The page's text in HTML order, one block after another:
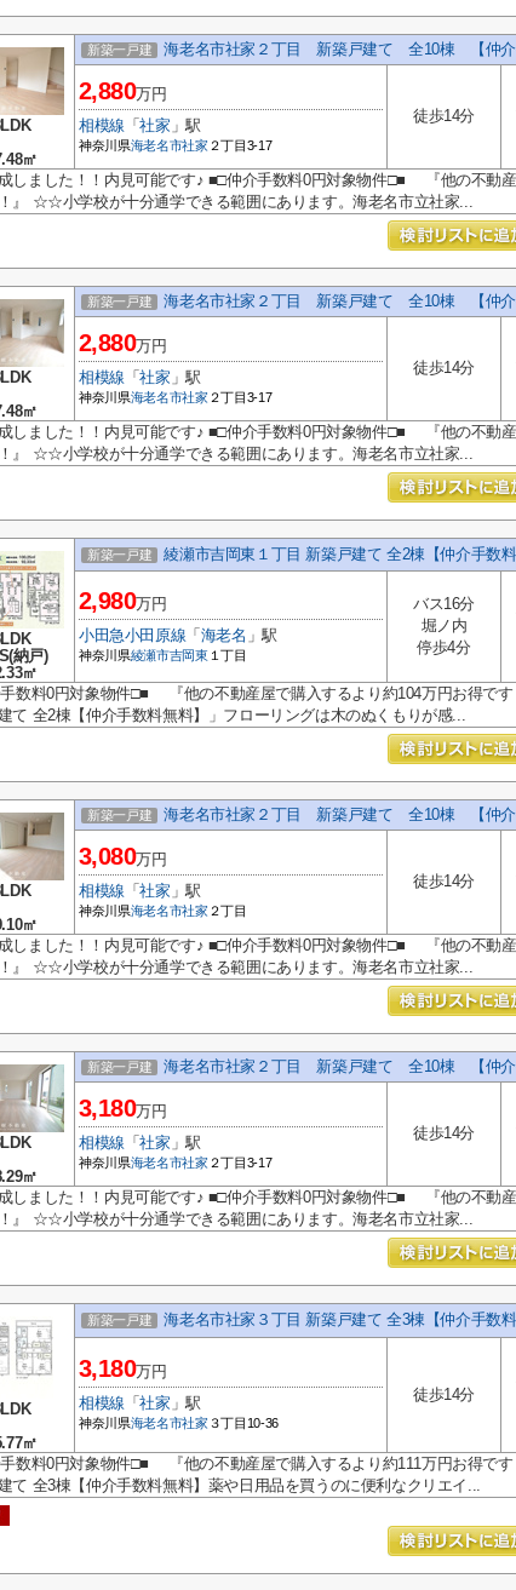
㎡
新築一戸建 海老名市社家２丁目 新築戸建て 全10棟 【仲介
2,880万円
相模線 「社家 」駅
神奈川県海老名市社家 ２丁目3-17
徒歩14分
しました！！内見可能です♪ ■□仲介手数料0円対象物件□■ 『他の不動
』 ☆☆小学校が十分通学できる範囲にあります。海老名市立社家...
㎡
新築一戸建 海老名市社家２丁目 新築戸建て 全10棟 【仲介
2,880万円
相模線 「社家 」駅
神奈川県海老名市社家 ２丁目3-17
徒歩14分
しました！！内見可能です♪ ■□仲介手数料0円対象物件□■ 『他の不動
』 ☆☆小学校が十分通学できる範囲にあります。海老名市立社家...
納戸)
㎡
新築一戸建 綾瀬市吉岡東１丁目 新築戸建て 全2棟【仲介手数料
2,980万円
小田急小田原線 「 海老名 」駅
神奈川県綾瀬市吉岡東１丁目
バス16分
堀ノ内
停歩4分
数料0円対象物件□■ 『他の不動産屋で購入するより約104万円お得で
て 全2棟【仲介手数料無料】」フローリングは木のぬくもりが感...
㎡
新築一戸建 海老名市社家２丁目 新築戸建て 全10棟 【仲介
3,080万円
相模線 「社家 」駅
神奈川県海老名市社家 ２丁目
徒歩14分
しました！！内見可能です♪ ■□仲介手数料0円対象物件□■ 『他の不動
』 ☆☆小学校が十分通学できる範囲にあります。海老名市立社家...
㎡
新築一戸建 海老名市社家２丁目 新築戸建て 全10棟 【仲介
3,180万円
相模線 「社家 」駅
神奈川県海老名市社家 ２丁目3-17
徒歩14分
しました！！内見可能です♪ ■□仲介手数料0円対象物件□■ 『他の不動
』 ☆☆小学校が十分通学できる範囲にあります。海老名市立社家...
㎡
新築一戸建 海老名市社家３丁目 新築戸建て 全3棟【仲介手数料
3,180万円
相模線 「社家 」駅
神奈川県海老名市社家 ３丁目10-36
徒歩14分
数料0円対象物件□■ 『他の不動産屋で購入するより約111万円お得で
て 全3棟【仲介手数料無料】薬や日用品を買うのに便利なクリエイ...